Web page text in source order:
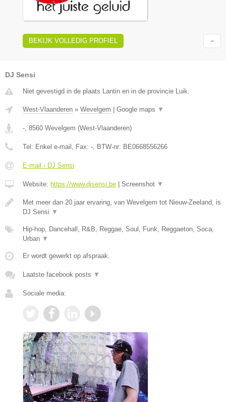
BEKIJK VOLLEDIG PROFIEL
DJ Sensi
Niet gevestigd in de plaats Lantin en in de provincie Luik.
West-Vlaanderen » Wevelgem Google maps ▼
- 8560 Wevelgem (West-Vlaanderen)
Tel: Enkel e-mail , Fax: - , BTW-nr: BE0668556266
E-mail › DJ Sensi
Website: https://www.djsensi.be Screenshot ▼
Met meer dan 20 jaar ervaring, van Wevelgem tot Nieuw-Zeeland, is
DJ Sensi ▼
Hip-hop, Dancehall, R&B, Reggae, Soul, Funk, Reggaeton, Soca,
Urban ▼
Er wordt gewerkt op afspraak.
Laatste facebook posts ▼
Sociale media: